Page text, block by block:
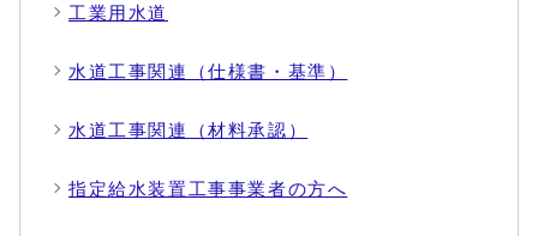
工業用水道
水道工事関連（仕様書・基準）
水道工事関連（材料承認）
指定給水装置工事事業者の方へ